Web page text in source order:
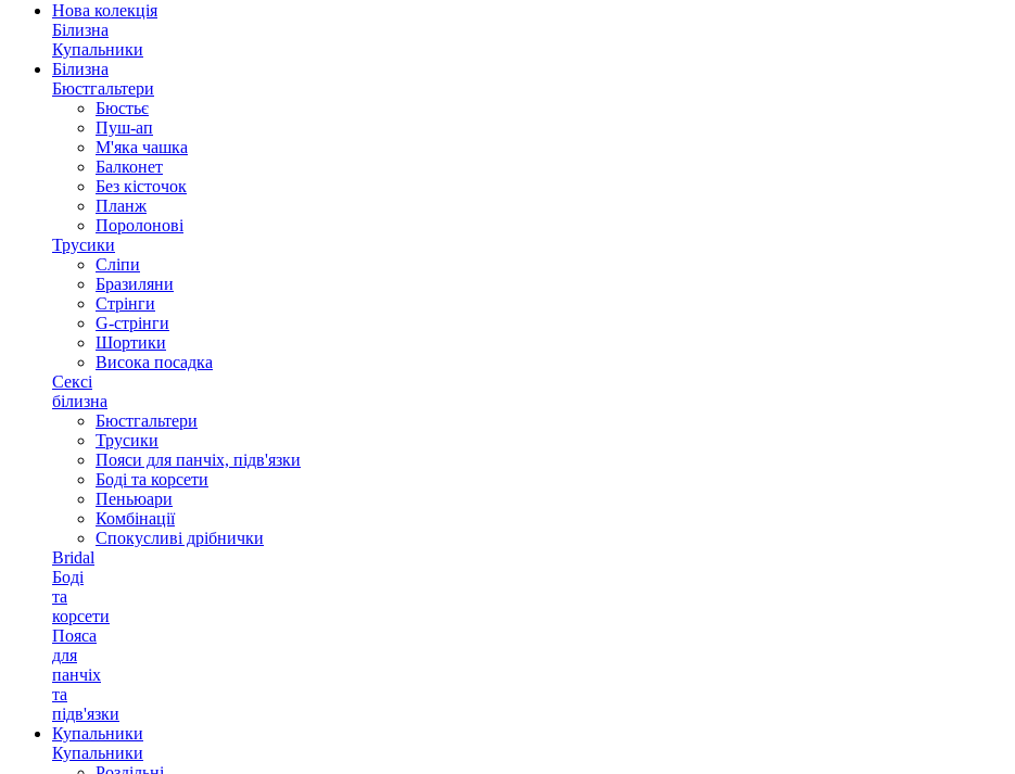
Нова колекція
Білизна
Купальники
Білизна
Бюстгальтери
Бюстьє
Пуш-ап
М'яка чашка
Балконет
Без кісточок
Планж
Поролонові
Трусики
Сліпи
Бразиляни
Стрінги
G-стрінги
Шортики
Висока посадка
Сексі
білизна
Бюстгальтери
Трусики
Пояси для панчіх, підв'язки
Боді та корсети
Пеньюари
Комбінації
Спокусливі дрібнички
Bridal
Боді
та
корсети
Пояса
для
панчіх
та
підв'язки
Купальники
Купальники